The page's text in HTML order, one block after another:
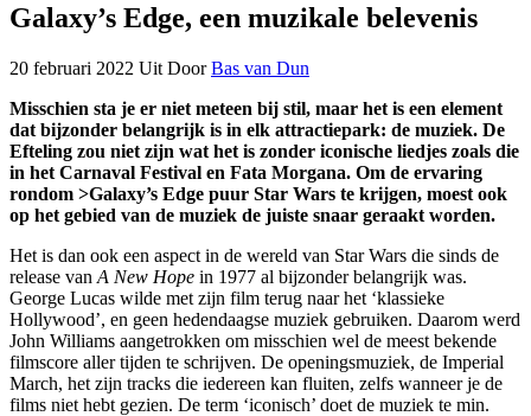
Galaxy’s Edge, een muzikale belevenis
20 februari 2022 Uit Door Bas van Dun
Misschien sta je er niet meteen bij stil, maar het is een element
dat bijzonder belangrijk is in elk attractiepark: de muziek. De
Efteling zou niet zijn wat het is zonder iconische liedjes zoals die
in het Carnaval Festival en Fata Morgana. Om de ervaring
rondom >Galaxy’s Edge puur Star Wars te krijgen, moest ook
op het gebied van de muziek de juiste snaar geraakt worden.
Het is dan ook een aspect in de wereld van Star Wars die sinds de
release van A New Hope in 1977 al bijzonder belangrijk was.
George Lucas wilde met zijn film terug naar het ‘klassieke
Hollywood’, en geen hedendaagse muziek gebruiken. Daarom werd
John Williams aangetrokken om misschien wel de meest bekende
filmscore aller tijden te schrijven. De openingsmuziek, de Imperial
March, het zijn tracks die iedereen kan fluiten, zelfs wanneer je de
films niet hebt gezien. De term ‘iconisch’ doet de muziek te min.